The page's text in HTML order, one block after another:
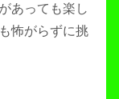
あっても楽し
怖がらずに挑